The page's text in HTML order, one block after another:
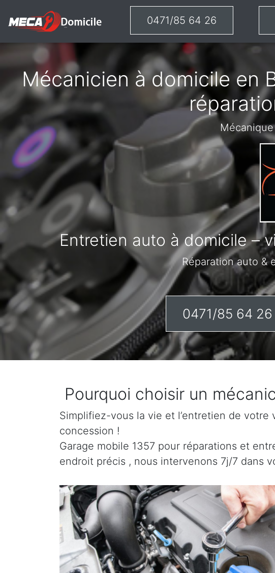
0471/85 64 26
Mécanicien à domicile en
Entretien auto à domicile –
Réparation auto &
0471/85 64 26
Pourquoi choisir un
Simplifiez-vous la vie et l’entretien de
concession !
Garage mobile 1357 pour réparations et
endroit précis , nous intervenons 7j/7 dans